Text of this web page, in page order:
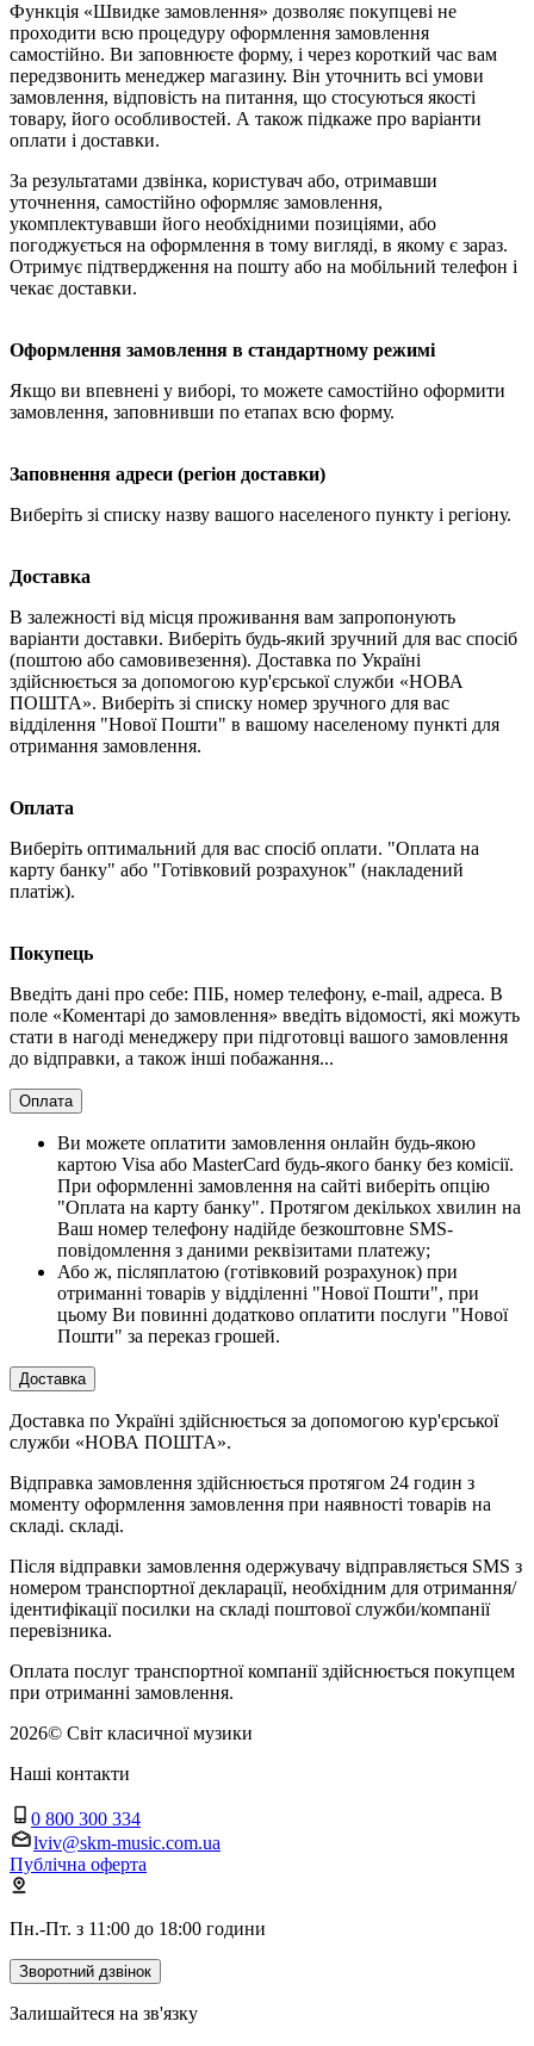
Функція «Швидке замовлення» дозволяє покупцеві не
проходити всю процедуру оформлення замовлення
самостійно. Ви заповнюєте форму, і через короткий час вам
передзвонить менеджер магазину. Він уточнить всі умови
замовлення, відповість на питання, що стосуються якості
товару, його особливостей. А також підкаже про варіанти
оплати і доставки.
За результатами дзвінка, користувач або, отримавши
уточнення, самостійно оформляє замовлення,
укомплектувавши його необхідними позиціями, або
погоджується на оформлення в тому вигляді, в якому є зараз.
Отримує підтвердження на пошту або на мобільний телефон і
чекає доставки.
Оформлення замовлення в стандартному режимі
Якщо ви впевнені у виборі, то можете самостійно оформити
замовлення, заповнивши по етапах всю форму.
Заповнення адреси (регіон доставки)
Виберіть зі списку назву вашого населеного пункту і регіону.
Доставка
В залежності від місця проживання вам запропонують
варіанти доставки. Виберіть будь-який зручний для вас спосіб
(поштою або самовивезення). Доставка по Україні
здійснюється за допомогою кур'єрської служби «НОВА
ПОШТА». Виберіть зі списку номер зручного для вас
відділення "Нової Пошти" в вашому населеному пункті для
отримання замовлення.
Оплата
Виберіть оптимальний для вас спосіб оплати. "Оплата на
карту банку" або "Готівковий розрахунок" (накладений
платіж).
Покупець
Введіть дані про себе: ПІБ, номер телефону, e-mail, адреса. В
поле «Коментарі до замовлення» введіть відомості, які можуть
стати в нагоді менеджеру при підготовці вашого замовлення
до відправки, а також інші побажання...
Оплата
Ви можете оплатити замовлення онлайн будь-якою
картою Visa або MasterCard будь-якого банку без комісії.
При оформленні замовлення на сайті виберіть опцію
"Оплата на карту банку". Протягом декількох хвилин на
Ваш номер телефону надійде безкоштовне SMS-
повідомлення з даними реквізитами платежу;
Або ж, післяплатою (готівковий розрахунок) при
отриманні товарів у відділенні "Нової Пошти", при
цьому Ви повинні додатково оплатити послуги "Нової
Пошти" за переказ грошей.
Доставка
Доставка по Україні здійснюється за допомогою кур'єрської
служби «НОВА ПОШТА».
Відправка замовлення здійснюється протягом 24 годин з
моменту оформлення замовлення при наявності товарів на
складі. складі.
Після відправки замовлення одержувачу відправляється SMS з
номером транспортної декларації, необхідним для отримання/
ідентифікації посилки на складі поштової служби/компанії
перевізника.
Оплата послуг транспортної компанії здійснюється покупцем
при отриманні замовлення.
2026© Світ класичної музики
Наші контакти
0 800 300 334
lviv@skm-music.com.ua
Публічна оферта
Пн.-Пт. з 11:00 до 18:00 години
Зворотний дзвінок
Залишайтеся на зв'язку